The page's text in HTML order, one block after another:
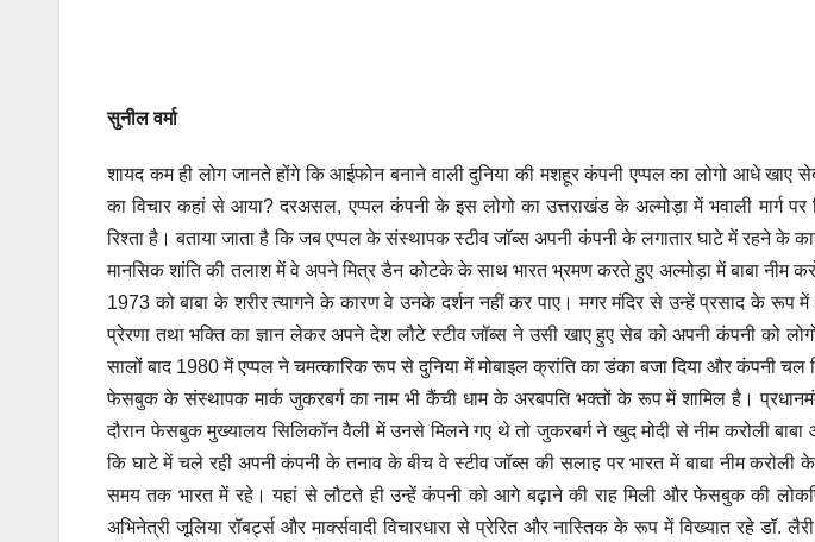
सुनील वर्मा
शायद कम ही लोग जानते होंगे कि आईफोन बनाने वाली दुनिया की मशहूर कंपनी एप्‍प‍ल का लोगो आधे खाए
का विचार कहां से आया? दरअसल, एप्‍पल कंपनी के इस लोगो का उत्तराखंड के अल्‍मोड़ा में भवाली मार्ग पर
रिश्‍ता है। बताया जाता है कि जब एप्पल के संस्थापक स्टीव जॉब्स अपनी कंपनी के लगातार घाटे में रहने के
मानसिक शांति की तलाश में वे अपने मित्र डैन कोटके के साथ भारत भ्रमण करते हुए अल्‍मोड़ा में बाबा नीम
1973 को बाबा के शरीर त्यागने के कारण वे उनके दर्शन नहीं कर पाए। मगर मंदिर से उन्‍हें प्रसाद के
प्रेरणा तथा भक्ति का ज्ञान लेकर अपने देश लौटे स्‍टीव जॉब्‍स ने उसी खाए हुए सेब को अपनी कंपनी को
सालों बाद 1980 में एप्‍पल ने चमत्‍कारिक रूप से दुनिया में मोबाइल क्रांति का डंका बजा दिया और कंपनी चल
फेसबुक के संस्‍थापक मार्क जुकरबर्ग का नाम भी कैंची धाम के अरबपति भक्‍तों के रूप में शामिल है।
दौरान फेसबुक मुख्‍यालय सिलिकॉन वैली में उनसे मिलने गए थे तो जुकरबर्ग ने खुद मोदी से नीम करोली
कि घाटे में चले रही अपनी कंपनी के तनाव के बीच वे स्‍टीव जॉब्‍स की सलाह पर भारत में बाबा नीम
समय तक भारत में रहे। यहां से लौटते ही उन्‍हें कंपनी को आगे बढ़ाने की राह मिली और फेसबुक की
अभिनेत्री जूलिया रॉबर्ट्स और मार्क्सवादी विचारधारा से प्रेरित और नास्तिक के रूप में विख्‍यात रहे डॉ.